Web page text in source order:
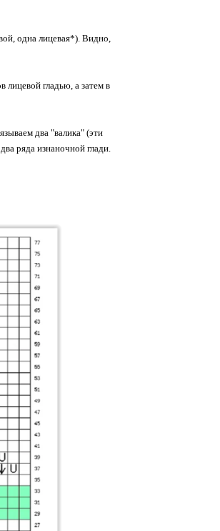
одна лицевая*). Видно,
лицевой гладью, а затем в
два "валика" (эти
ряда изнаночной глади.